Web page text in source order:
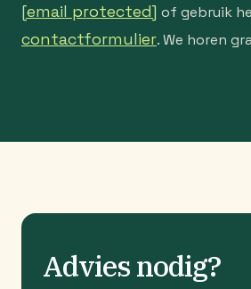
[email protected] of gebruik
contactformulier. We horen
Advies nodig?